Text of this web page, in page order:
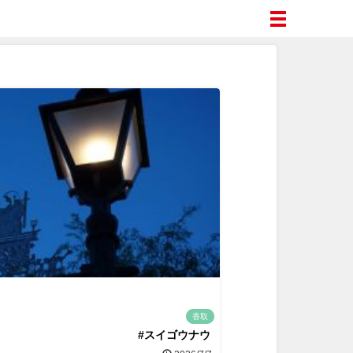
香取
#スイゴウナウ